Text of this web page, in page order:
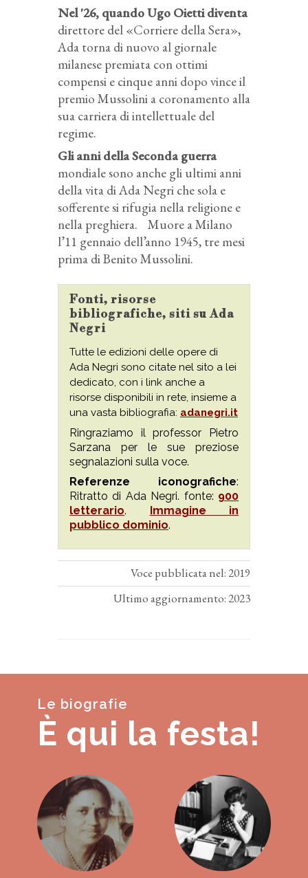
Nel '26, quando Ugo Oietti diventa
direttore del «Corriere della Sera»,
Ada torna di nuovo al giornale
milanese premiata con ottimi
compensi e cinque anni dopo vince il
premio Mussolini a coronamento alla
sua carriera di intellettuale del
regime.
Gli anni della Seconda guerra
mondiale sono anche gli ultimi anni
della vita di Ada Negri che sola e
sofferente si rifugia nella religione e
nella preghiera. Muore a Milano
l’11 gennaio dell’anno 1945, tre mesi
prima di Benito Mussolini.
Fonti, risorse
bibliografiche, siti su Ada
Negri
Tutte le edizioni delle opere di
Ada Negri sono citate nel sito a lei
dedicato, con i link anche a
risorse disponibili in rete, insieme a
una vasta bibliografia: adanegri.it
Ringraziamo il professor Pietro
Sarzana per le sue preziose
segnalazioni sulla voce.
Referenze iconografiche:
Ritratto di Ada Negri. fonte: 900
letterario.
Immagine in
pubblico dominio.
Voce pubblicata nel: 2019
Ultimo aggiornamento: 2023
Le biografie
È qui la festa!